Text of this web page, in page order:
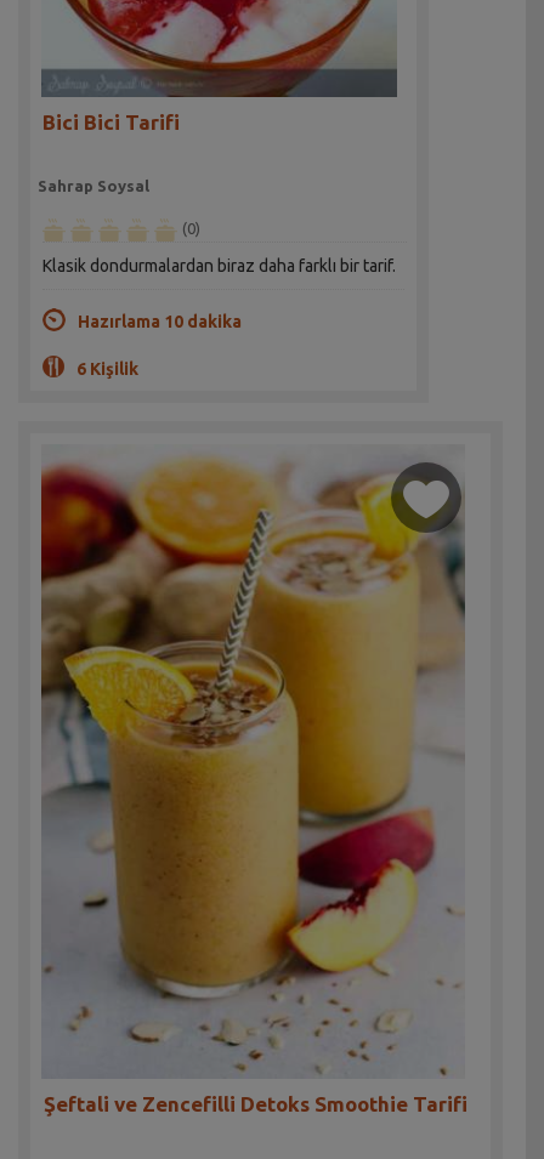
Bici Bici Tarifi
Sahrap Soysal
(0)
Klasik dondurmalardan biraz daha farklı bir tarif.
Hazırlama 10 dakika
6 Kişilik
Şeftali ve Zencefilli Detoks Smoothie Tarifi